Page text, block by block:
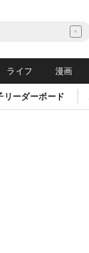
ライフ 漫画
ーダーボード